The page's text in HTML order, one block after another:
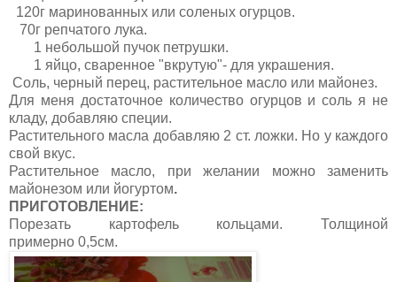
120г маринованных или соленых огурцов.
70г репчатого лука.
1 небольшой пучок петрушки.
1 яйцо, сваренное "вкрутую"- для украшения.
Соль, черный перец, растительное масло или майонез.
Для меня достаточное количество огурцов и соль я не
кладу, добавляю специи.
Растительного масла добавляю 2 ст. ложки. Но у каждого
свой вкус.
Растительное масло, при желании можно заменить
майонезом или йогуртом.
ПРИГОТОВЛЕНИЕ:
Порезать картофель кольцами. Толщиной
примерно 0,5см.